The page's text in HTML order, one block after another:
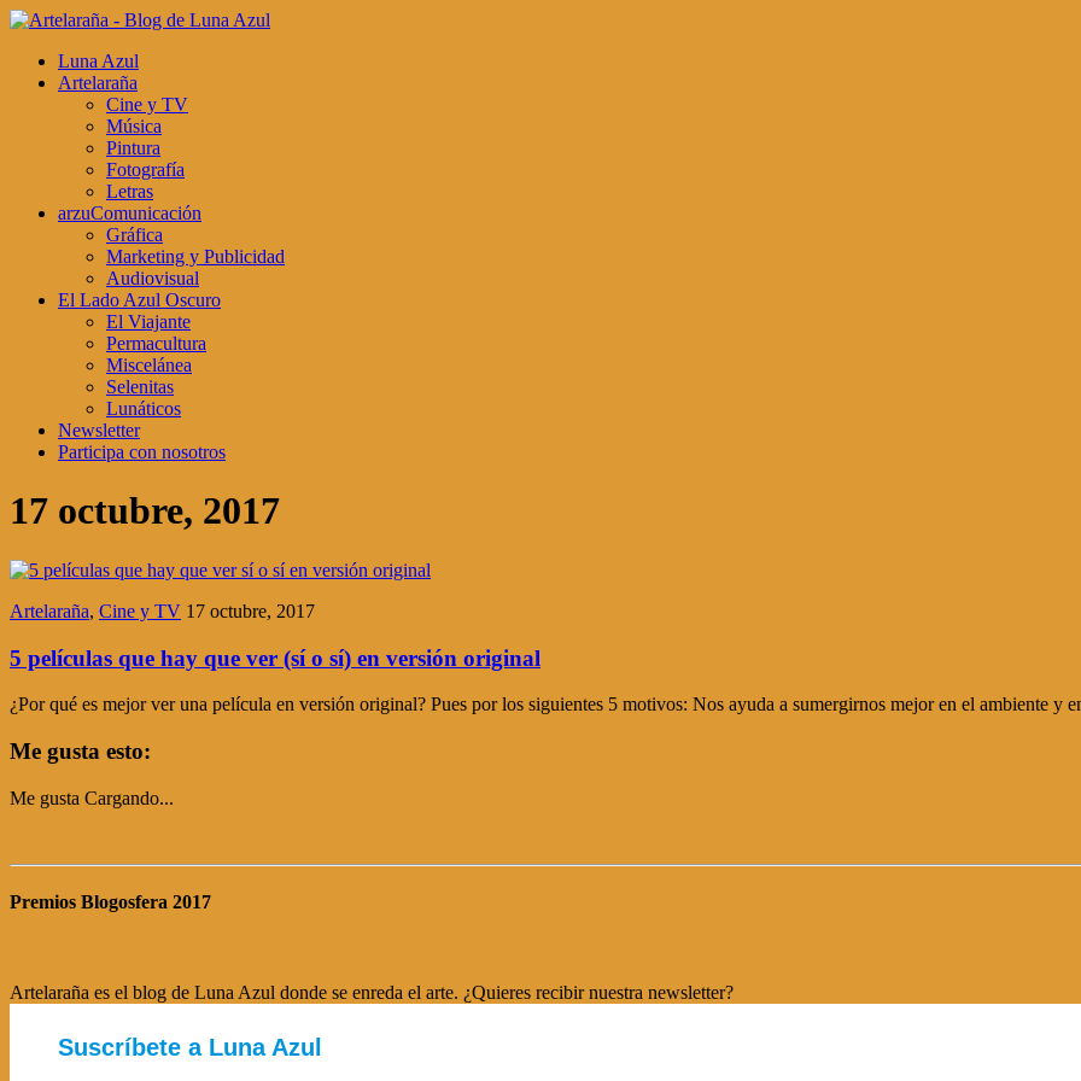
Luna Azul
Artelaraña
Cine y TV
Música
Pintura
Fotografía
Letras
arzuComunicación
Gráfica
Marketing y Publicidad
Audiovisual
El Lado Azul Oscuro
El Viajante
Permacultura
Miscelánea
Selenitas
Lunáticos
Newsletter
Participa con nosotros
17 octubre, 2017
Artelaraña, Cine y TV 17 octubre, 2017
5 películas que hay que ver (sí o sí) en versión original
¿Por qué es mejor ver una película en versión original? Pues por los siguientes 5 motivos: Nos ayuda a sumergirnos mejor en el ambiente y
Me gusta esto:
Me gusta Cargando...
Premios Blogosfera 2017
Artelaraña es el blog de Luna Azul donde se enreda el arte. ¿Quieres recibir nuestra newsletter?
Suscríbete a Luna Azul